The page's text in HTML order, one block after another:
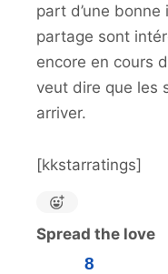
part d’une
partage sont
encore en cours
veut dire que les
arriver.
[kkstarratings]
Spread the love
8